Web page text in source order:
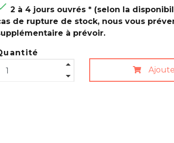
2 à 4 jours ouvrés * (selon la
de rupture de stock, nous vous
à prévoir.